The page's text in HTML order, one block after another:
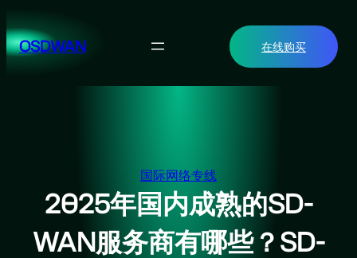
至
内OSDWAN 在线购买
国际网络专线
2025年国内成熟的SD-
WAN服务商有哪些？SD-